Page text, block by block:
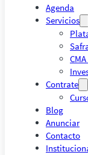
Agenda
Servicios
Contrate
Blog
Anunciar
Contacto